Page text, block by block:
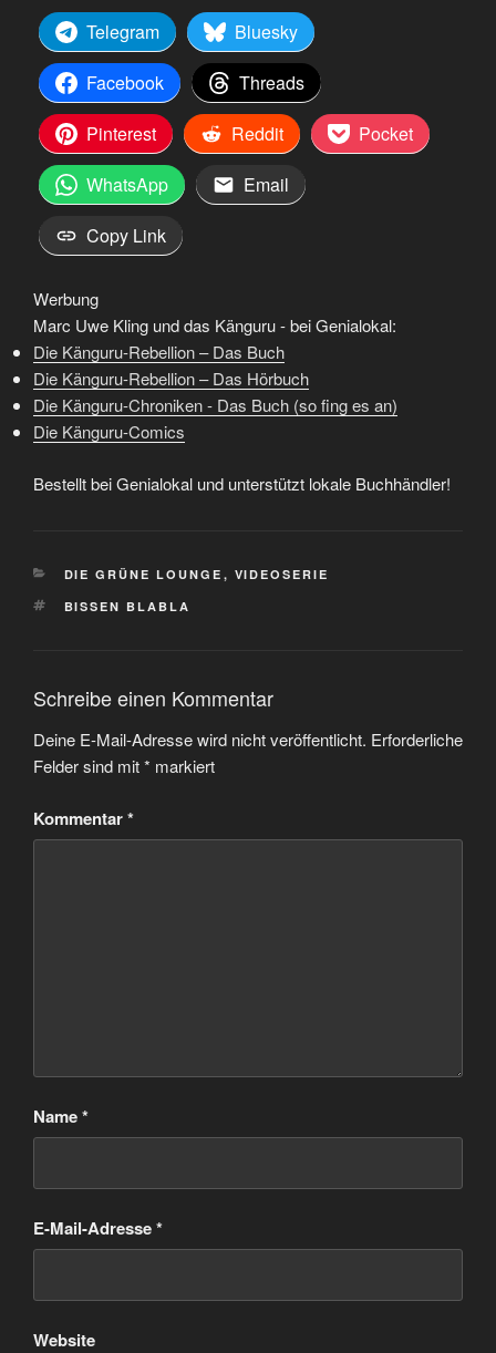
Telegram
Bluesky
Facebook
Threads
Pinterest
Reddit
Pocket
WhatsApp
Email
Copy Link
Werbung
Marc Uwe Kling und das Känguru - bei Genialokal:
Die Känguru-Rebellion – Das Buch
Die Känguru-Rebellion – Das Hörbuch
Die Känguru-Chroniken - Das Buch (so fing es an)
Die Känguru-Comics
Bestellt bei Genialokal und unterstützt lokale Buchhändler!
KATEGORIEN
DIE GRÜNE LOUNGE , VIDEOSERIE
SCHLAGWÖRTER
BISSEN BLABLA
Schreibe einen Kommentar
Deine E-Mail-Adresse wird nicht veröffentlicht. Erforderliche
Felder sind mit* markiert
Kommentar*
Name*
E-Mail-Adresse*
Website